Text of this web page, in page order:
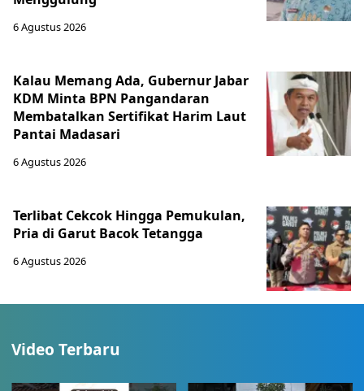
6 Agustus 2026
Kalau Memang Ada, Gubernur Jabar
KDM Minta BPN Pangandaran
Membatalkan Sertifikat Harim Laut
Pantai Madasari
6 Agustus 2026
Terlibat Cekcok Hingga Pemukulan,
Pria di Garut Bacok Tetangga
6 Agustus 2026
Video Terbaru